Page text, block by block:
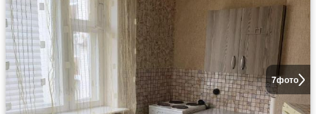
7фото